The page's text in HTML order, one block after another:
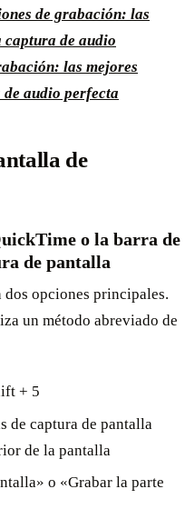
de grabación: las
captura de audio
las mejores
audio perfecta
de
o la barra de
de pantalla
opciones principales.
un método abreviado de
+ 5
de captura de pantalla
de la pantalla
o «Grabar la parte